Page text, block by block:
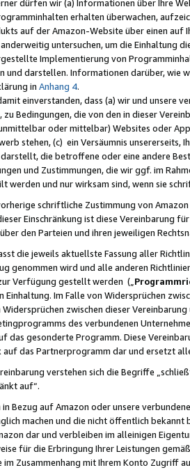
dürfen wir (a) Informationen über Ihre
erhalten überwachen,
auf der Amazon-Website über einen
untersuchen, um die Einhaltung
Implementierung von
und darstellen. Informationen darüber, wie
in Anhang 4.
einverstanden, dass (a) wir und
zu Bedingungen, die von den in dieser
oder mittelbar) Websites oder
stehen, (c) ein Versäumnis unsererseits,
die betroffene oder eine andere
und Zustimmungen, die wir ggf. im
werden und nur wirksam sind, wenn sie
schriftliche Zustimmung von
Einschränkung ist diese Vereinbarung
den Parteien und ihren jeweiligen
die jeweils aktuellste Fassung aller
genommen wird und alle anderen
Verfügung gestellt werden („
Einhaltung. Im Falle von Widersprüchen
zwischen dieser
des verbundenen
das gesonderte Programm. Diese
auf das Partnerprogramm dar und ersetzt
verstehen sich die Begriffe
auf“.
Bezug auf Amazon oder unsere
machen und die nicht öffentlich
dar und verbleiben im alleinigen
für die Erbringung Ihrer Leistungen
im Zusammenhang mit Ihrem Konto